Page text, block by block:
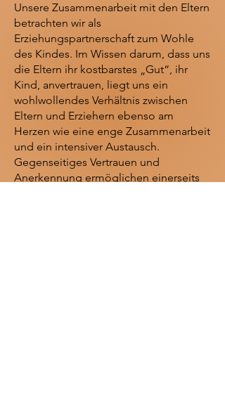
Unsere Zusammenarbeit mit den Eltern
betrachten wir als
Erziehungspartnerschaft zum Wohle
des Kindes. Im Wissen darum, dass uns
die Eltern ihr kostbarstes „Gut“, ihr
Kind, anvertrauen, liegt uns ein
wohlwollendes Verhältnis zwischen
Eltern und Erziehern ebenso am
Herzen wie eine enge Zusammenarbeit
und ein intensiver Austausch.
Gegenseitiges Vertrauen und
Anerkennung ermöglichen einerseits